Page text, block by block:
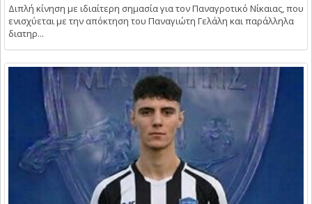
Διπλή κίνηση με ιδιαίτερη σημασία για τον Παναγροτικό Νίκαιας, που
ενισχύεται με την απόκτηση του Παναγιώτη Γελάλη και παράλληλα
διατηρ...